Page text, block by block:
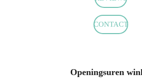
CONTACT
Openingsuren